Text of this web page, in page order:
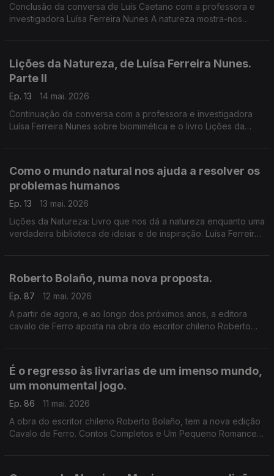
Conclusão da conversa de Luís Caetano com a professora e
investigadora Luísa Ferreira Nunes A natureza mostra-nos
Lições da Natureza, de Luísa Ferreira Nunes.
Parte II
Ep. 13
14 mai. 2026
Continuação da conversa com a professora e investigadora
Luísa Ferreira Nunes sobre biomimética e o livro Lições da
Como o mundo natural nos ajuda a resolver os
problemas humanos
Ep. 13
13 mai. 2026
Lições da Natureza: Livro que nos dá a natureza enquanto uma
verdadeira biblioteca de ideias e de inspiração. Luísa Ferreira
Roberto Bolaño, numa nova proposta.
Ep. 87
12 mai. 2026
A partir de agora, e ao longo dos próximos anos, a editora
cavalo de Ferro aposta na obra do escritor chileno Roberto
É o regresso às livrarias de um imenso mundo,
um monumental jogo.
Ep. 86
11 mai. 2026
A obra do escritor chileno Roberto Bolaño, tem a nova edição
Cavalo de Ferro. Contos Completos e Um Pequeno Romance